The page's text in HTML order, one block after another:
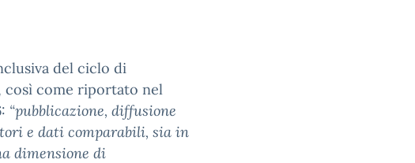
del ciclo di
così come riportato nel
“pubblicazione, diffusione
e dati comparabili, sia in
dimensione di